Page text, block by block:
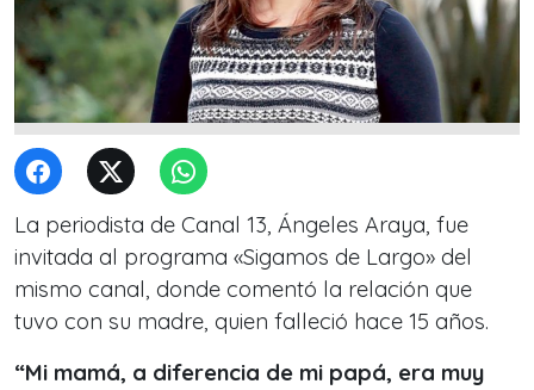
La periodista de Canal 13, Ángeles Araya, fue
invitada al programa «Sigamos de Largo» del
mismo canal, donde comentó la relación que
tuvo con su madre, quien falleció hace 15 años.
“Mi mamá, a diferencia de mi papá, era muy